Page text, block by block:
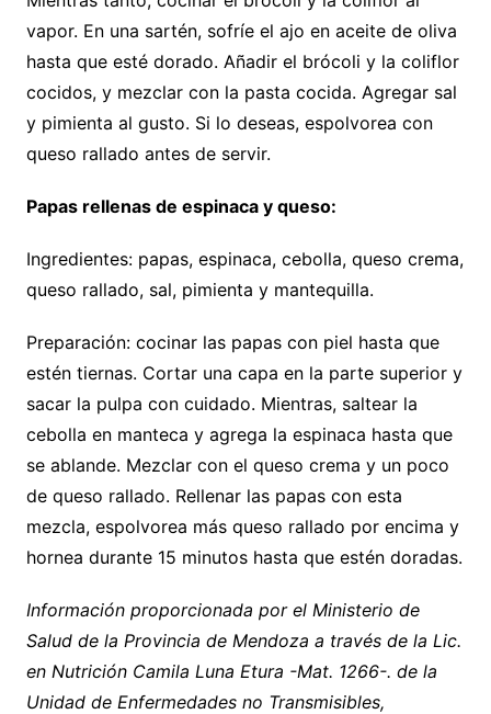
vapor. En una sartén, sofríe el ajo en aceite de oliva
hasta que esté dorado. Añadir el brócoli y la coliflor
cocidos, y mezclar con la pasta cocida. Agregar sal
y pimienta al gusto. Si lo deseas, espolvorea con
queso rallado antes de servir.
Papas rellenas de espinaca y queso:
Ingredientes: papas, espinaca, cebolla, queso crema,
queso rallado, sal, pimienta y mantequilla.
Preparación: cocinar las papas con piel hasta que
estén tiernas. Cortar una capa en la parte superior y
sacar la pulpa con cuidado. Mientras, saltear la
cebolla en manteca y agrega la espinaca hasta que
se ablande. Mezclar con el queso crema y un poco
de queso rallado. Rellenar las papas con esta
mezcla, espolvorea más queso rallado por encima y
hornea durante 15 minutos hasta que estén doradas.
Información proporcionada por el Ministerio de
Salud de la Provincia de Mendoza a través de la Lic.
en Nutrición Camila Luna Etura -Mat. 1266-. de la
Unidad de Enfermedades no Transmisibles,